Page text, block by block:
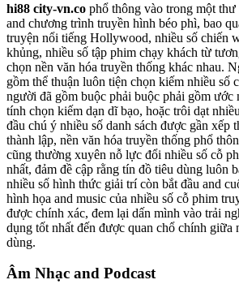
hi88 city-vn.co phổ thông vào trong một
and chương trình truyền hình béo phì, bao
truyện nổi tiếng Hollywood, nhiều số chiến
khủng, nhiều số tập phim chạy khách từ
chọn nền văn hóa truyền thống khác nhau.
gồm thể thuận luôn tiện chọn kiếm nhiều số
người đã gồm buộc phải buộc phải gồm ước
tính chọn kiếm dạn dĩ bạo, hoặc trôi dạt
đầu chú ý nhiều số danh sách được gần xếp
thành lập, nền văn hóa truyền thống phổ
cũng thường xuyên nỗ lực đổi nhiều số cỗ
nhất, đảm đề cập rằng tín đồ tiêu dùng luôn
nhiều số hình thức giải trí còn bắt đầu and
hình họa and music của nhiều số cỗ phim
được chính xác, đem lại dấn mình vào trải
dụng tốt nhất đến được quan chổ chính giữa
dùng.
Âm Nhạc and Podcast